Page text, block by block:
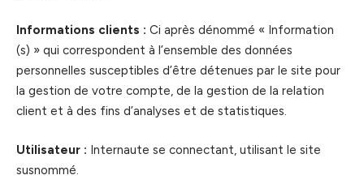
Informations clients : Ci après dénommé « Information
(s) » qui correspondent à l’ensemble des données
personnelles susceptibles d’être détenues par le site pour
la gestion de votre compte, de la gestion de la relation
client et à des fins d’analyses et de statistiques.
Utilisateur : Internaute se connectant, utilisant le site
susnommé.